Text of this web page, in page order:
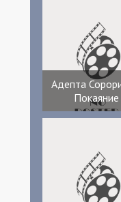
Адепта
Покаяние